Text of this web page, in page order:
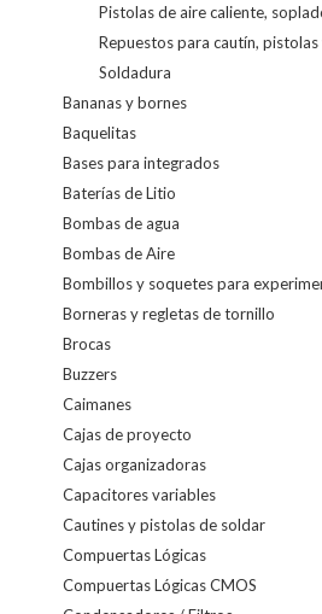
Pistolas de aire caliente,
Repuestos para cautín,
Soldadura
Bananas y bornes
Baquelitas
Bases para integrados
Baterías de Litio
Bombas de agua
Bombas de Aire
Bombillos y soquetes para
Borneras y regletas de tornillo
Brocas
Buzzers
Caimanes
Cajas de proyecto
Cajas organizadoras
Capacitores variables
Cautines y pistolas de soldar
Compuertas Lógicas
Compuertas Lógicas CMOS